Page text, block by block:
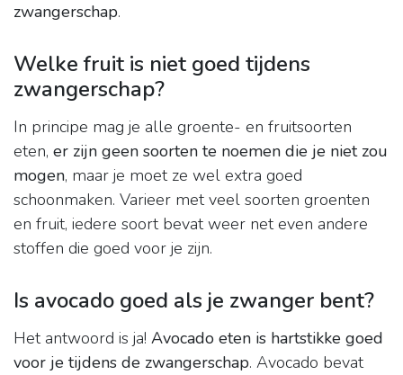
zwangerschap.
Welke fruit is niet goed tijdens
zwangerschap?
In principe mag je alle groente- en fruitsoorten
eten, er zijn geen soorten te noemen die je niet zou
mogen, maar je moet ze wel extra goed
schoonmaken. Varieer met veel soorten groenten
en fruit, iedere soort bevat weer net even andere
stoffen die goed voor je zijn.
Is avocado goed als je zwanger bent?
Het antwoord is ja! Avocado eten is hartstikke goed
voor je tijdens de zwangerschap. Avocado bevat